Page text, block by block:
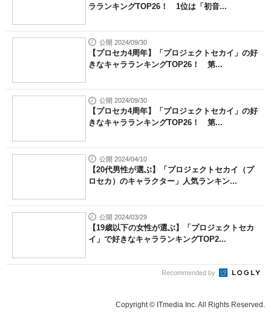
ラランキングTOP26！ 1位は「初音...
公開 2024/09/30
【プロセカ4周年】「プロジェクトセカイ」の好
きなキャラランキングTOP26！ 第...
公開 2024/09/30
【プロセカ4周年】「プロジェクトセカイ」の好
きなキャラランキングTOP26！ 第...
公開 2024/04/10
【20代男性が選ぶ】「プロジェクトセカイ（プ
ロセカ）のキャラクター」人気ランキン...
公開 2024/03/29
【19歳以下の女性が選ぶ】「プロジェクトセカ
イ」で好きなキャラランキングTOP2...
Recommended by
Copyright © ITmedia Inc. All Rights Reserved.